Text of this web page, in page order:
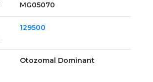
MG05070
129500
Otozomal Dominant